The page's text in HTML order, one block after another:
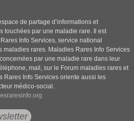
de partage d’informations et
touchées par une maladie rare. Il est
Info Services, service national
maladies rares. Maladies Rares Info Services
par une maladie rare dans leur
mail, sur le Forum maladies rares et
Rares Info Services oriente aussi les
médico-social.